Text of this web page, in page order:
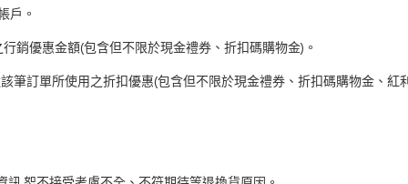
戶。
銷優惠金額(包含但不限於現金禮券、折扣碼購物金)。
筆訂單所使用之折扣優惠(包含但不限於現金禮券、折扣碼購物金、紅